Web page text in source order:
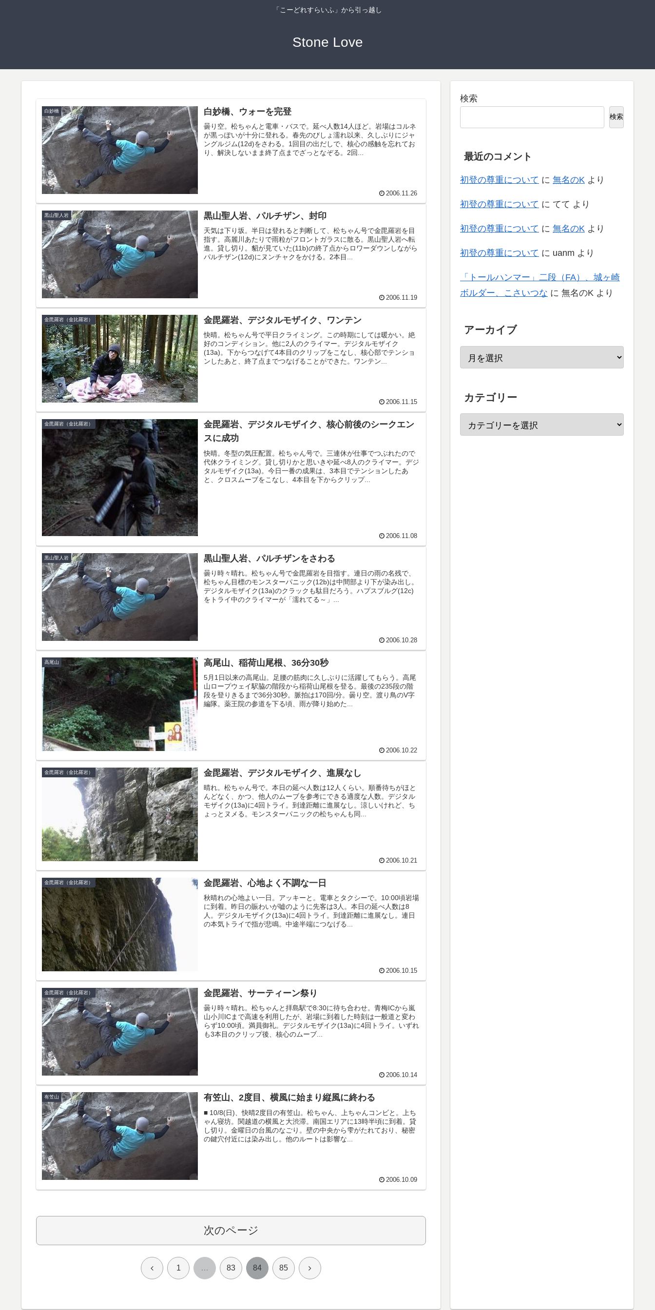
「こーどれすらいふ」から引っ越し
Stone Love
白妙橋 白妙橋、ウォーを完登
曇り空。松ちゃんと電車・バスで。延べ人数14人ほど。岩場はコルネ
が黒っぽいが十分に登れる。春先のびしょ濡れ以来、久しぶりにジャ
ングルジム(12d)をさわる。1回目の出だしで、核心の感触を忘れてお
り、解決しないまま終了点までざっとなぞる。2回...
2006.11.26
黒山聖人岩 黒山聖人岩、パルチザン、封印
天気は下り坂。半日は登れると判断して、松ちゃん号で金毘羅岩を目
指す。高麗川あたりで雨粒がフロントガラスに散る。黒山聖人岩へ転
進。貸し切り。貂が見ていた(11b)の終了点からロワーダウンしながら
パルチザン(12d)にヌンチャクをかける。2本目...
2006.11.19
金毘羅岩（金比羅岩） 金毘羅岩、デジタルモザイク、ワンテン
快晴。松ちゃん号で平日クライミング。この時期にしては暖かい。絶
好のコンディション。他に2人のクライマー。デジタルモザイク
(13a)。下からつなげて4本目のクリップをこなし、核心部でテンショ
ンしたあと、終了点までつなげることができた。ワンテン...
2006.11.15
金毘羅岩（金比羅岩）
金毘羅岩、デジタルモザイク、核心前後のシークエン
スに成功
快晴。冬型の気圧配置。松ちゃん号で。三連休が仕事でつぶれたので
代休クライミング。貸し切りかと思いきや延べ8人のクライマー。デジ
タルモザイク(13a)。今日一番の成果は、3本目でテンションしたあ
と、クロスムーブをこなし、4本目を下からクリップ...
2006.11.08
黒山聖人岩 黒山聖人岩、パルチザンをさわる
曇り時々晴れ。松ちゃん号で金毘羅岩を目指す。連日の雨の名残で、
松ちゃん目標のモンスターパニック(12b)は中間部より下が染み出し。
デジタルモザイク(13a)のクラックも駄目だろう。ハプスブルグ(12c)
をトライ中のクライマーが「濡れてる～」...
2006.10.28
高尾山 高尾山、稲荷山尾根、36分30秒
5月1日以来の高尾山。足腰の筋肉に久しぶりに活躍してもらう。高尾
山ロープウェイ駅脇の階段から稲荷山尾根を登る。最後の235段の階
段を登りきるまで36分30秒。脈拍は170回/分。曇り空。渡り鳥のV字
編隊。薬王院の参道を下る頃、雨が降り始めた...
2006.10.22
金毘羅岩（金比羅岩） 金毘羅岩、デジタルモザイク、進展なし
晴れ。松ちゃん号で。本日の延べ人数は12人くらい。順番待ちがほと
んどなく、かつ、他人のムーブを参考にできる適度な人数。デジタル
モザイク(13a)に4回トライ。到達距離に進展なし。涼しいけれど、ち
ょっとヌメる。モンスターパニックの松ちゃんも同...
2006.10.21
金毘羅岩（金比羅岩） 金毘羅岩、心地よく不調な一日
秋晴れの心地よい一日。アッキーと。電車とタクシーで。10:00頃岩場
に到着。昨日の賑わいが嘘のように先客は3人。本日の延べ人数は8
人。デジタルモザイク(13a)に4回トライ。到達距離に進展なし。連日
の本気トライで指が悲鳴。中途半端につなげる...
2006.10.15
金毘羅岩（金比羅岩） 金毘羅岩、サーティーン祭り
曇り時々晴れ。松ちゃんと拝島駅で8:30に待ち合わせ。青梅ICから嵐
山小川ICまで高速を利用したが、岩場に到着した時刻は一般道と変わ
らず10:00頃。満員御礼。デジタルモザイク(13a)に4回トライ。いずれ
も3本目のクリップ後、核心のムーブ...
2006.10.14
有笠山 有笠山、2度目、横風に始まり縦風に終わる
■ 10/8(日)、快晴2度目の有笠山。松ちゃん、上ちゃんコンビと。上ち
ゃん寝坊。関越道の横風と大渋滞。南国エリアに13時半頃に到着。貸
し切り。金曜日の台風のなごり。壁の中央から雫がたれており、秘密
の鍵穴付近には染み出し。他のルートは影響な...
2006.10.09
次のページ
前 1 … 83 84 85 次
検索
検索
最近のコメント
初登の尊重について に 無名のK より
初登の尊重について に てて より
初登の尊重について に 無名のK より
初登の尊重について に uanm より
「トールハンマー」二段（FA）、城ヶ崎
ボルダー、こさいつな に 無名のK より
アーカイブ
カテゴリー